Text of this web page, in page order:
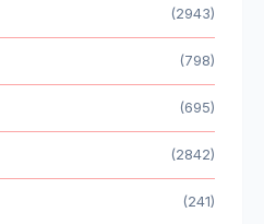
(2943)
(798)
(695)
(2842)
(241)